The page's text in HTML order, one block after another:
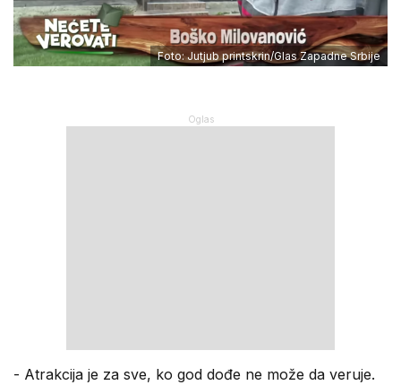
Foto: Jutjub printskrin/Glas Zapadne Srbije
- Atrakcija je za sve, ko god dođe ne može da veruje.